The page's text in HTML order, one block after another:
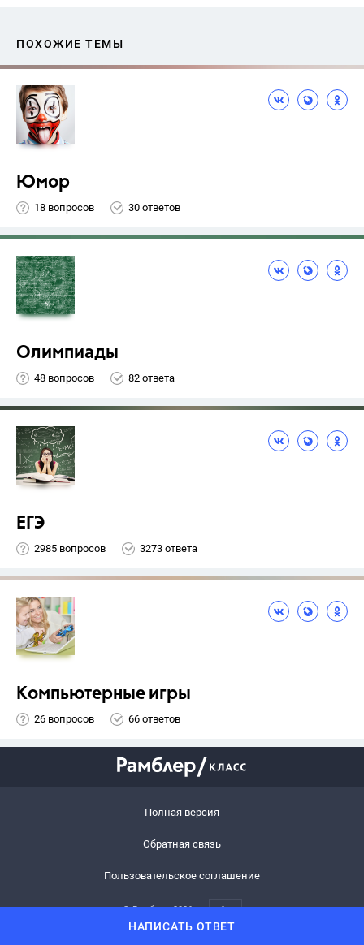
НАПИСАТЬ ОТВЕТ
ПОХОЖИЕ ТЕМЫ
Юмор
18 вопросов 30 ответов
Олимпиады
48 вопросов 82 ответа
ЕГЭ
2985 вопросов 3273 ответа
Компьютерные игры
26 вопросов 66 ответов
Полная версия
Обратная связь
Пользовательское соглашение
© Рамблер,2026 6+